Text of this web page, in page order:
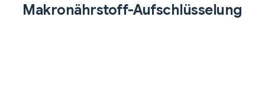
Makronährstoff-Aufschlüsselung